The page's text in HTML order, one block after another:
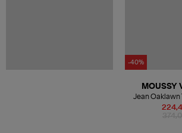
-40%
MOUSSY
Jean Oaklawn